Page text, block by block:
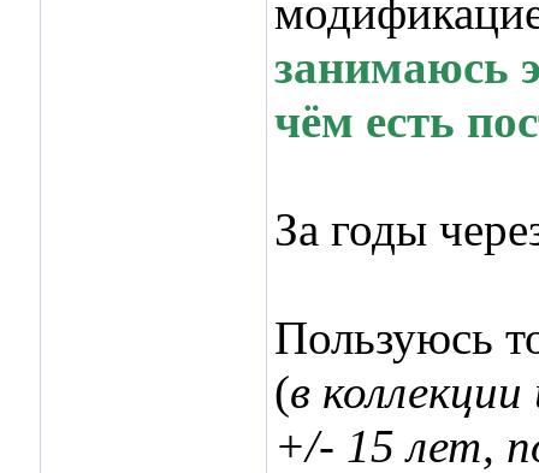
занимаюсь
чём есть
За годы
Пользуюсь
(в
+/- 15 лет,